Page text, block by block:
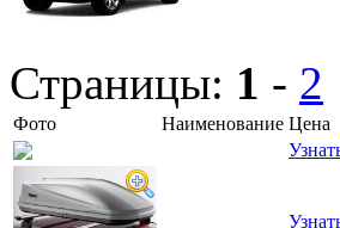
Страницы: 1 - 2
Фото Наименование Цена